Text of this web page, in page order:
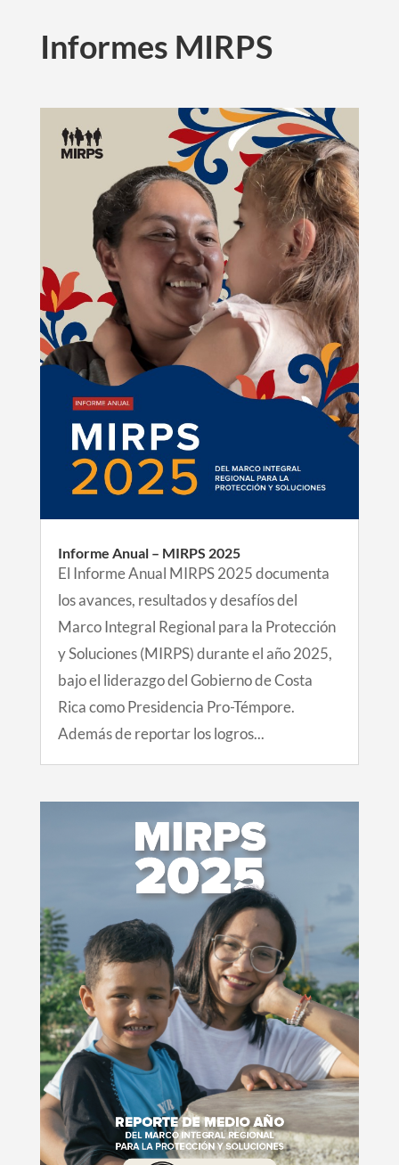
Informes MIRPS
Informe Anual – MIRPS 2025
El Informe Anual MIRPS 2025 documenta
los avances, resultados y desafíos del
Marco Integral Regional para la Protección
y Soluciones (MIRPS) durante el año 2025,
bajo el liderazgo del Gobierno de Costa
Rica como Presidencia Pro-Témpore.
Además de reportar los logros...